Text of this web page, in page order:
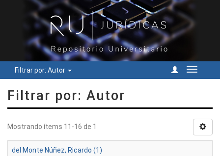
Filtrar por: Autor
Cambiar
Filtrar por: Autor
Mostrando ítems 11-16 de 1
del Monte Núñez, Ricardo (1)